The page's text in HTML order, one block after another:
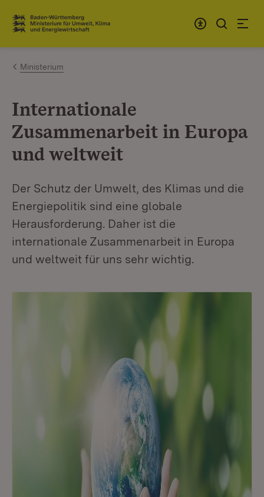
Zum Inhalt springen
Link zur Startseite
Ministerium
Internationale
Zusammenarbeit in Europa
und weltweit
Der Schutz der Umwelt, des Klimas und die
Energiepolitik sind eine globale
Herausforderung. Daher ist die
internationale Zusammenarbeit in Europa
und weltweit für uns sehr wichtig.